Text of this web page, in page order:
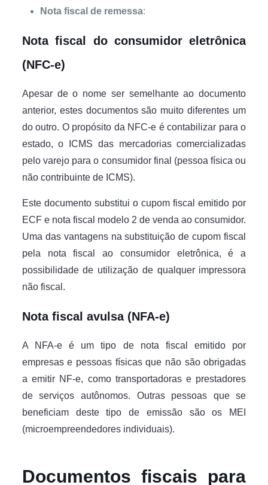
Nota fiscal de remessa:
Nota fiscal do consumidor eletrônica
(NFC-e)
Apesar de o nome ser semelhante ao documento
anterior, estes documentos são muito diferentes um
do outro. O propósito da NFC-e é contabilizar para o
estado, o ICMS das mercadorias comercializadas
pelo varejo para o consumidor final (pessoa física ou
não contribuinte de ICMS).
Este documento substitui o cupom fiscal emitido por
ECF e nota fiscal modelo 2 de venda ao consumidor.
Uma das vantagens na substituição de cupom fiscal
pela nota fiscal ao consumidor eletrônica, é a
possibilidade de utilização de qualquer impressora
não fiscal.
Nota fiscal avulsa (NFA-e)
A NFA-e é um tipo de nota fiscal emitido por
empresas e pessoas físicas que não são obrigadas
a emitir NF-e, como transportadoras e prestadores
de serviços autônomos. Outras pessoas que se
beneficiam deste tipo de emissão são os MEI
(microempreendedores individuais).
Documentos fiscais para